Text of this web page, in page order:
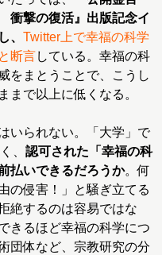
衝撃の復活』出版記念イ
、 Twitter上で幸福の科学
断言している。幸福の科
をまとうことで、こうし
まで以上に低くなる。
いられない。「大学」で
、 認可された「幸福の科
払いできるだろうか。何
の侵害！」と騒ぎ立てる
絶するのは容易ではな
きるほど幸福の科学につ
団体など、宗教研究の分